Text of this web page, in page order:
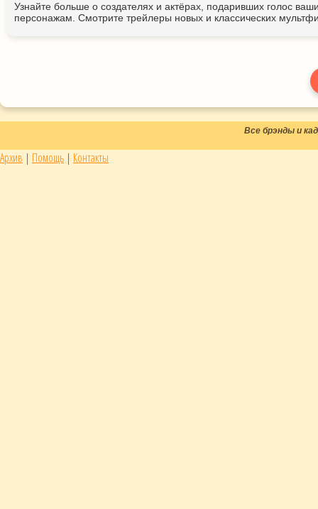
Узнайте больше о создателях и актёрах, подаривших голос
персонажам. Смотрите трейлеры новых и классических
Все брэнды и
Архив | Помощь | Контакты